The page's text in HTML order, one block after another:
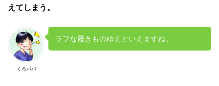
えてしまう。
くろパパ
ラフな履きものゆえといえますね。